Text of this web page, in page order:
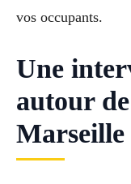
vos occupants.
Une
autour
Marseille